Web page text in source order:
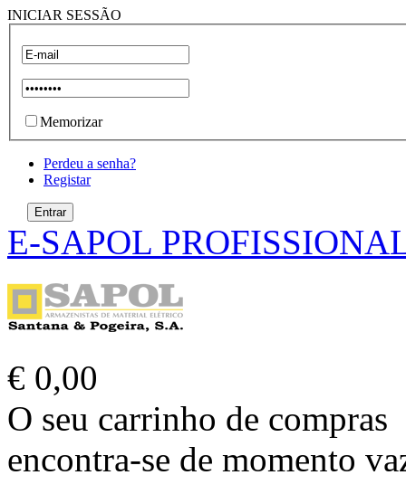
INICIAR SESSÃO
Memorizar
Perdeu a senha?
Registar
E-SAPOL
€ 0,00
O seu carrinho de compras
encontra-se de momento